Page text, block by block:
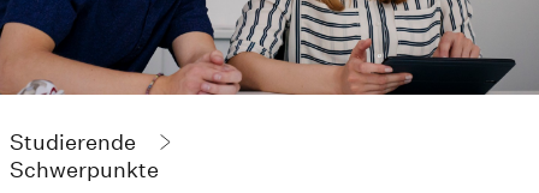
Studierende
Schwerpunkte